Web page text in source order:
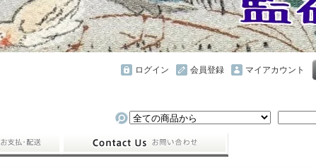
マイアカウント
会員登録
ログイン